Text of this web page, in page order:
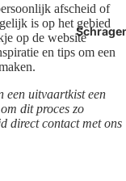
afscheid of
is op het gebied
op de website
en tips om een
een uitvaartkist een
dit proces zo
direct contact met ons